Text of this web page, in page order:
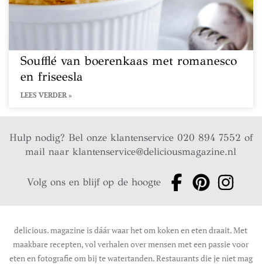
Soufflé van boerenkaas met romanesco
en friseesla
LEES VERDER »
Hulp nodig? Bel onze klantenservice 020 894 7552 of
mail naarklantenservice@deliciousmagazine.nl
Volg ons en blijf op de hoogte
delicious. magazine is dáár waar het om koken en eten draait. Met
maakbare recepten, vol verhalen over mensen met een passie voor
eten en fotografie om bij te watertanden. Restaurants die je niet mag